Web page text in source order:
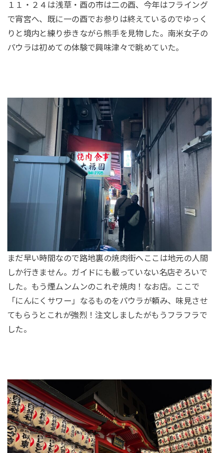
１１・２４は浅草・酉の市は二の酉、今年はフライング
で宵宮へ、既に一の酉でお参りは終えているのでゆっく
りと境内と練り歩きながら熊手を見物した。南米女子の
パウラは初めての体験で興味津々で眺めていた。
まだ早い時間なので路地裏の焼肉街へここは地元の人間
しか行きません。ガイドにも載っていない名店ぞろいで
した。もう煙ムンムンのこれぞ焼肉！なお店。ここで
「にんにくサワー」なるものをパウラが頼み、味見させ
てもらうとこれが強烈！注文しましたがもうフラフラで
した。